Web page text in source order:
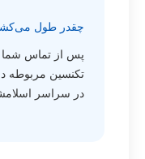
چقدر طول می‌کشد
در سراسر